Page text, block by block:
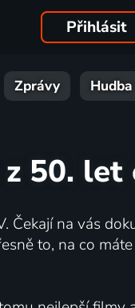
Přihlásit
Zprávy Hudba
50. let
Čekají na vás
to, na co